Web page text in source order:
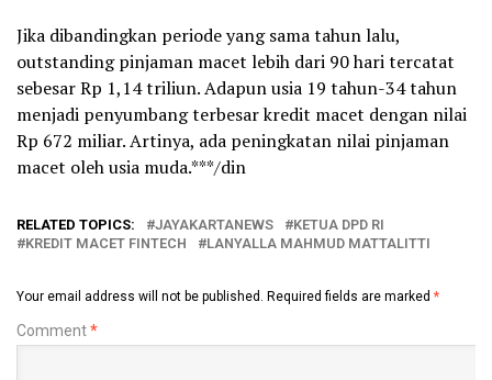
Jika dibandingkan periode yang sama tahun lalu,
outstanding pinjaman macet lebih dari 90 hari tercatat
sebesar Rp 1,14 triliun. Adapun usia 19 tahun-34 tahun
menjadi penyumbang terbesar kredit macet dengan nilai
Rp 672 miliar. Artinya, ada peningkatan nilai pinjaman
macet oleh usia muda.***/din
RELATED TOPICS: JAYAKARTANEWS
KETUA DPD RI
KREDIT MACET FINTECH
LANYALLA MAHMUD MATTALITTI
Your email address will not be published. Required fields are marked *
Comment*